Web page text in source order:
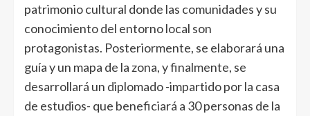
patrimonio cultural donde las comunidades y su
conocimiento del entorno local son
protagonistas. Posteriormente, se elaborará una
guía y un mapa de la zona, y finalmente, se
desarrollará un diplomado -impartido por la casa
de estudios- que beneficiará a 30 personas de la